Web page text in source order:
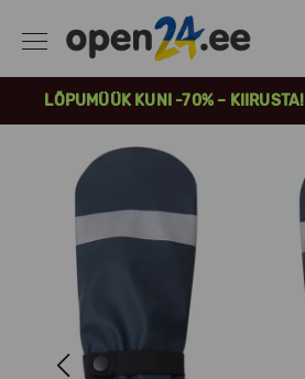
LÕPUMÜÜK KUNI -70% – KIIRUSTA!
Previous